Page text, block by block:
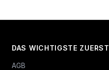
DAS WICHTIGSTE ZUERST
AGB